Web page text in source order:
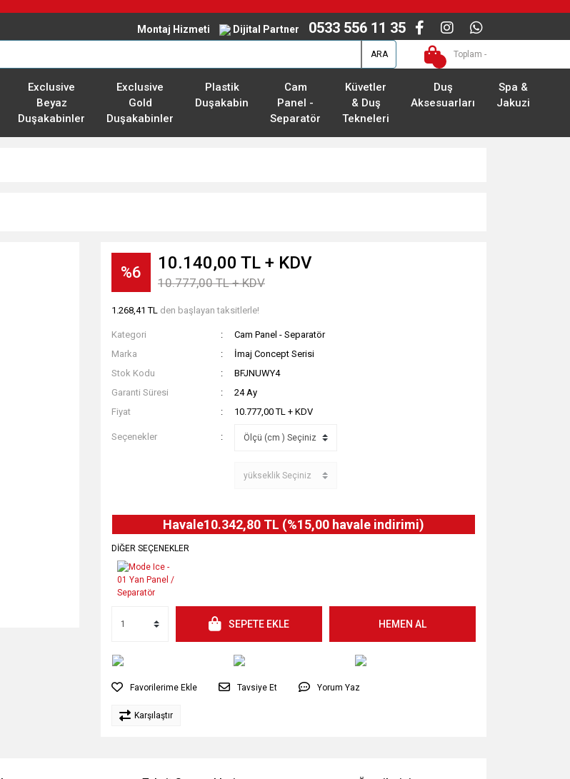
Montaj Hizmeti Dijital Partner 0533 556 11 35
ARA Toplam -
Exclusive
Beyaz
Duşakabinler
Exclusive
Gold
Duşakabinler
Plastik
Duşakabin
Cam
Panel -
Separatör
Küvetler
& Duş
Tekneleri
Duş
Aksesuarları
Spa &
Jakuzi
%6 10.140,00 TL + KDV
10.777,00 TL + KDV
1.268,41 TL den başlayan taksitlerle!
Kategori
Cam Panel - Separatör
Marka
İmaj Concept Serisi
Stok Kodu
BFJNUWY4
Garanti Süresi
24 Ay
Fiyat
10.777,00 TL + KDV
Seçenekler
Havale10.342,80 TL (%15,00 havale indirimi)
DİĞER SEÇENEKLER
SEPETE EKLE HEMEN AL
Tavsiye Et Yorum Yaz
Karşılaştır